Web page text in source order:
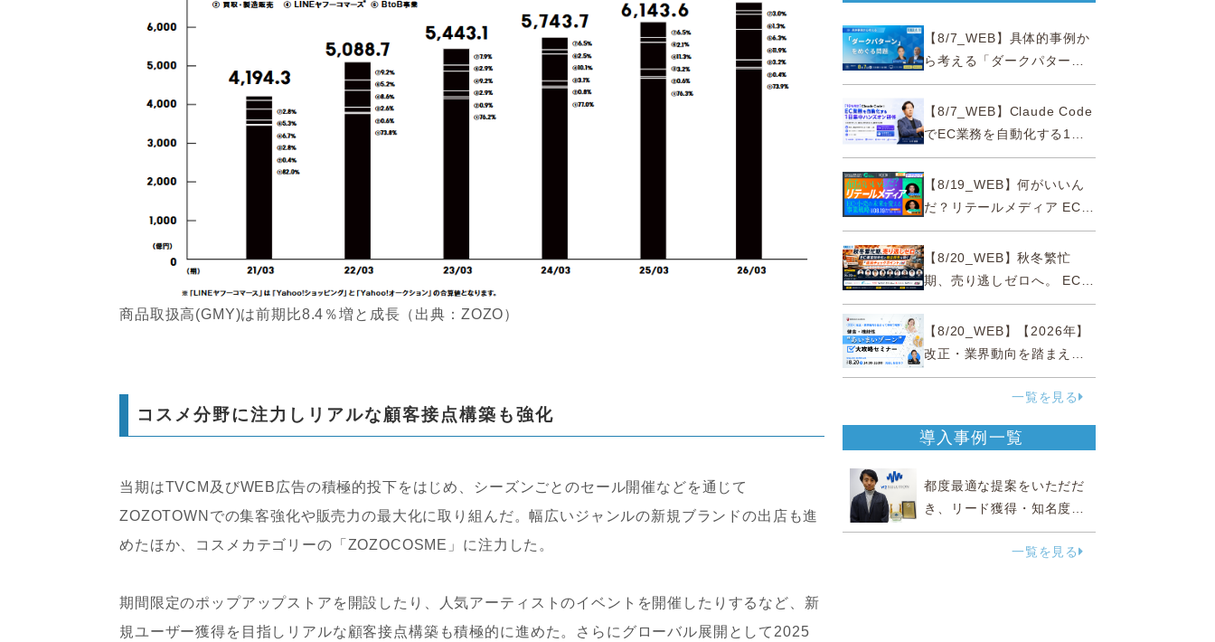
商品取扱高(GMY)は前期比8.4％増と成長（出典：ZOZO）
コスメ分野に注力しリアルな顧客接点構築も強化
当期はTVCM及びWEB広告の積極的投下をはじめ、シーズンごとのセール開催などを通じて
ZOZOTOWNでの集客強化や販売力の最大化に取り組んだ。幅広いジャンルの新規ブランドの出店も進
めたほか、コスメカテゴリーの「ZOZOCOSME」に注力した。
期間限定のポップアップストアを開設したり、人気アーティストのイベントを開催したりするなど、新
規ユーザー獲得を目指しリアルな顧客接点構築も積極的に進めた。さらにグローバル展開として2025
【8/7_WEB】具体的事例か
ら考える「ダークパター
ン」をめぐる問題【薬事法
広告研究所×通販通信
ECMO】
【8/7_WEB】Claude Code
でEC業務を自動化する1日
集中ハンズオン研修【10名
限定・東京三田】
【8/19_WEB】何がいいん
だ？リテールメディア EC・
小売の未来を変える事業戦
略【8/20_WEB】秋冬繁忙
期、売り逃しゼロへ。 EC運
営効率化と機会損失を防ぐ
『直前チェックポイント』
【8/20_WEB】【2026年】
改正・業界動向を踏まえて
事例で理解 健食・機能
性“あいまいゾーン”大攻略セ
一覧を見る
導入事例一覧
都度最適な提案をいただだ
き、リード獲得・知名度向
上に効果実感
一覧を見る